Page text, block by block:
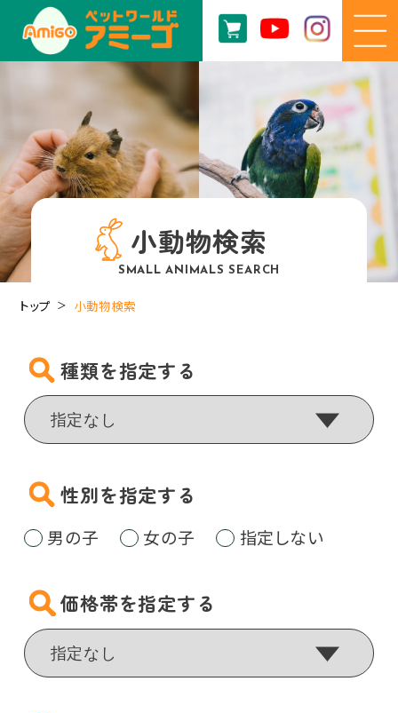
小動物検索
SMALL ANIMALS SEARCH
トップ 小動物検索
種類を指定する
性別を指定する
男の子 女の子 指定しない
価格帯を指定する